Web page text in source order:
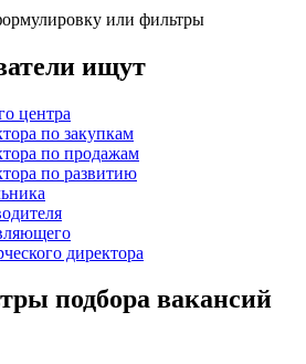
или фильтры
ищут
центра
по закупкам
по продажам
по развитию
директора
подбора вакансий